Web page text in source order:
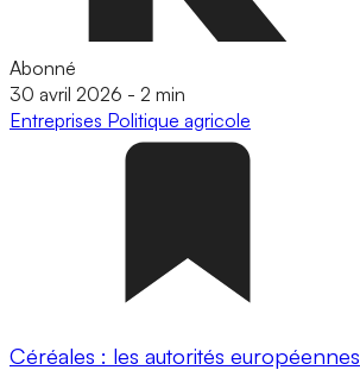
Abonné
30 avril 2026 - 2 min
Entreprises Politique agricole
Céréales : les autorités européennes